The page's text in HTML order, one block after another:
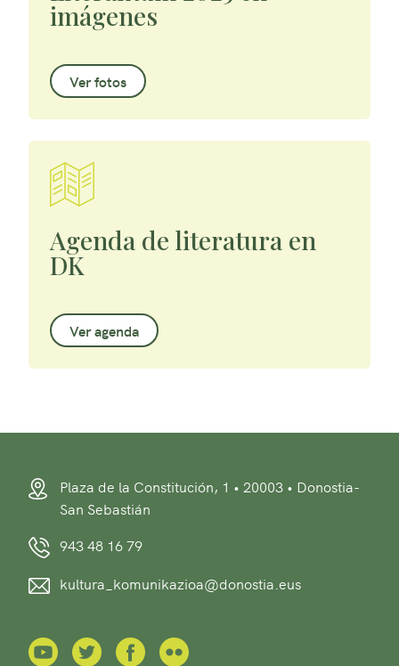
imágenes
Ver fotos
Agenda de literatura en
DK
Ver agenda
Plaza de la Constitución, 1 • 20003 • Donostia-
San Sebastián
943 48 16 79
kultura_komunikazioa@donostia.eus